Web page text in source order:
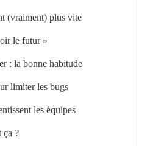
(vraiment) plus vite
le futur »
: la bonne habitude
limiter les bugs
les équipes
ça ?